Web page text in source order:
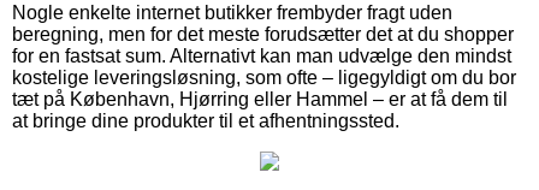
Nogle enkelte internet butikker frembyder fragt uden
beregning, men for det meste forudsætter det at du shopper
for en fastsat sum. Alternativt kan man udvælge den mindst
kostelige leveringsløsning, som ofte – ligegyldigt om du bor
tæt på København, Hjørring eller Hammel – er at få dem til
at bringe dine produkter til et afhentningssted.